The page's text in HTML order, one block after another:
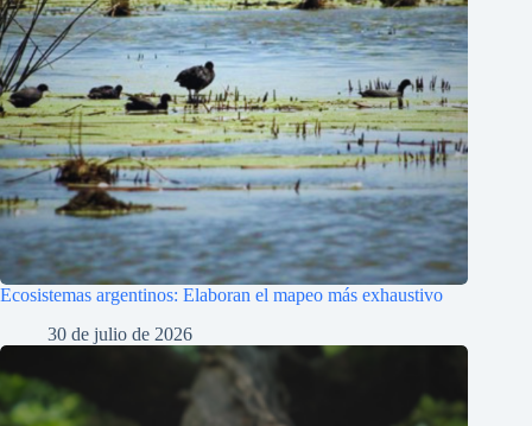
Ecosistemas argentinos: Elaboran el mapeo más exhaustivo
30 de julio de 2026